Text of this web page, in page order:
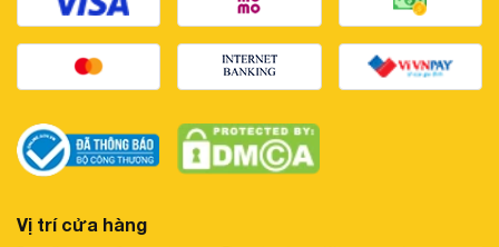
Vị trí cửa hàng